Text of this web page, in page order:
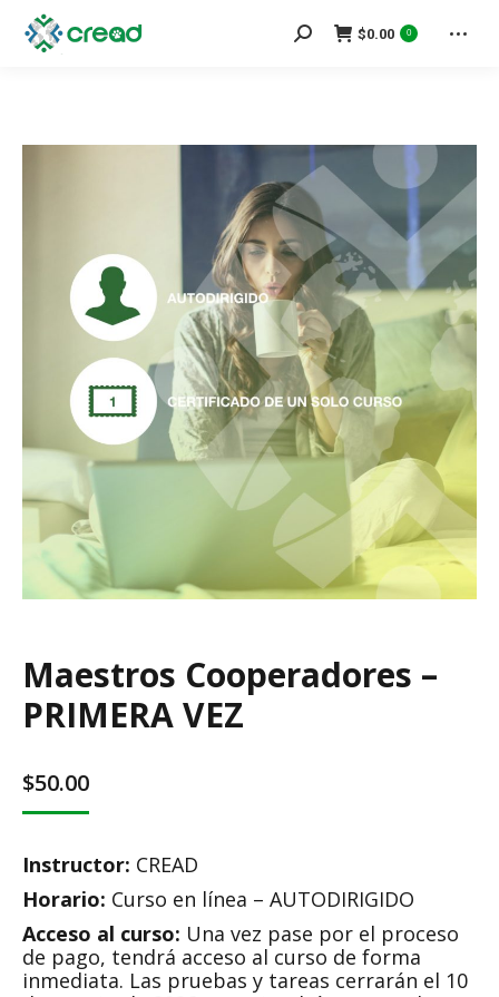
Search:$0.00 0
Maestros Cooperadores –
PRIMERA VEZ
$50.00
Instructor: CREAD
Horario: Curso en línea – AUTODIRIGIDO
Acceso al curso: Una vez pase por el proceso
de pago, tendrá acceso al curso de forma
inmediata. Las pruebas y tareas cerrarán el 10